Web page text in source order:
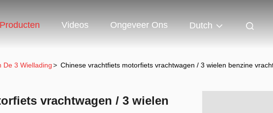
Producten Videos Ongeveer Ons Dutch
De 3 Wiellading> Chinese vrachtfiets motorfiets vrachtwagen / 3 wielen benzine
vrachtwagen / 3 wielen